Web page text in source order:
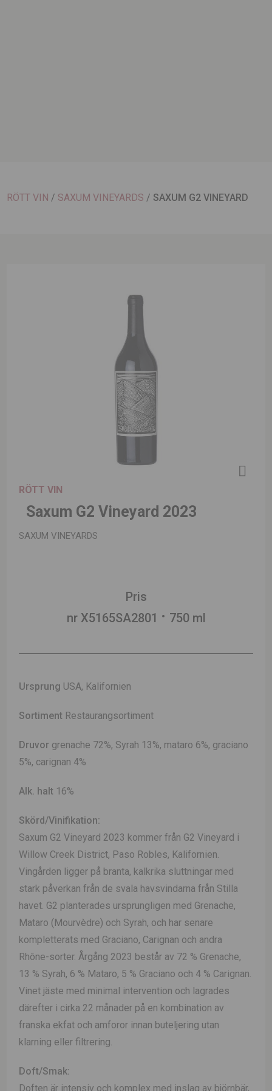
RÖTT VIN / SAXUM VINEYARDS / SAXUM G2 VINEYARD
RÖTT VIN
Saxum G2 Vineyard 2023
SAXUM VINEYARDS
Pris
nr X5165SA2801
750 ml
Ursprung USA, Kalifornien
Sortiment Restaurangsortiment
Druvor grenache 72%, Syrah 13%, mataro 6%, graciano
5%, carignan 4%
Alk. halt 16%
Skörd/Vinifikation:
Saxum G2 Vineyard 2023 kommer från G2 Vineyard i
Willow Creek District, Paso Robles, Kalifornien.
Vingården ligger på branta, kalkrika sluttningar med
stark påverkan från de svala havsvindarna från Stilla
havet. G2 planterades ursprungligen med Grenache,
Mataro (Mourvèdre) och Syrah, och har senare
kompletterats med Graciano, Carignan och andra
Rhône-sorter. Årgång 2023 består av 72 % Grenache,
13 % Syrah, 6 % Mataro, 5 % Graciano och 4 % Carignan.
Vinet jäste med minimal intervention och lagrades
därefter i cirka 22 månader på en kombination av
franska ekfat och amforor innan buteljering utan
klarning eller filtrering.
Doft/Smak:
Doften är intensiv och komplex med inslag av björnbär,